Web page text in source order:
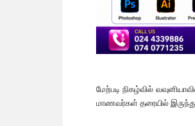
மேற்படி நிகழ்வில்
மாணவர்கள் தரையில்